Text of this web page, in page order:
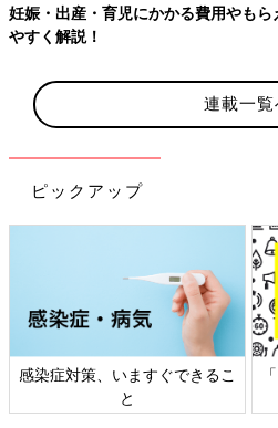
る補助金・助成金をわかり 【ワ
連載一覧
ピックアップ
「もしものときの」赤ちゃん・
家族の防災